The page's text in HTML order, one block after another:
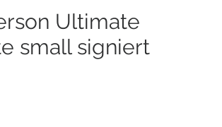
Ultimate
small signiert